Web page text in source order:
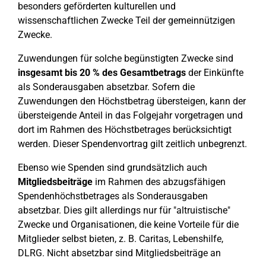
besonders geförderten kulturellen und
wissenschaftlichen Zwecke Teil der gemeinnützigen
Zwecke.
Zuwendungen für solche begünstigten Zwecke sind
insgesamt bis 20 % des Gesamtbetrags der Einkünfte
als Sonderausgaben absetzbar. Sofern die
Zuwendungen den Höchstbetrag übersteigen, kann der
übersteigende Anteil in das Folgejahr vorgetragen und
dort im Rahmen des Höchstbetrages berücksichtigt
werden. Dieser Spendenvortrag gilt zeitlich unbegrenzt.
Ebenso wie Spenden sind grundsätzlich auch
Mitgliedsbeiträge im Rahmen des abzugsfähigen
Spendenhöchstbetrages als Sonderausgaben
absetzbar. Dies gilt allerdings nur für "altruistische"
Zwecke und Organisationen, die keine Vorteile für die
Mitglieder selbst bieten, z. B. Caritas, Lebenshilfe,
DLRG. Nicht absetzbar sind Mitgliedsbeiträge an